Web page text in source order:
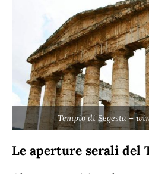
Tempio di Segesta –
Le aperture serali del